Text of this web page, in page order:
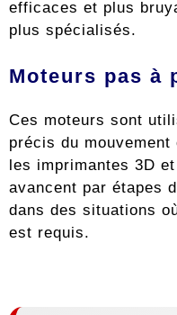
efficaces et plus
plus spécialisés.
Moteurs pas à
Ces moteurs sont
précis du
les imprimantes 3D
avancent par étapes
dans des situations
est requis.